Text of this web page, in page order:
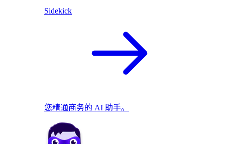
Sidekick
您精通商务的 AI 助手。